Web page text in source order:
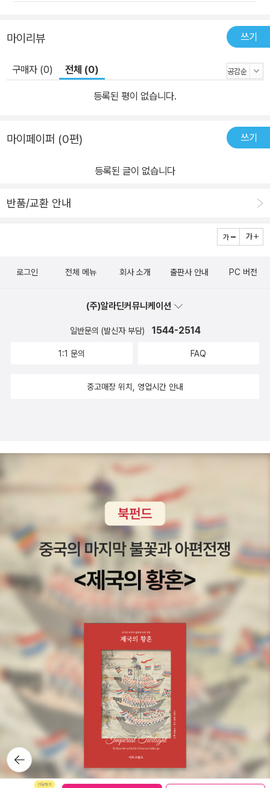
마이리뷰 쓰기
구매자 (0) 전체 (0)
등록된 평이 없습니다.
마이페이퍼 (0편) 쓰기
등록된 글이 없습니다
반품/교환 안내
뒤로가
기
로그인 전체 메뉴 회사 소개 출판사 안내 PC 버전
(주)알라딘커뮤니케이션
일반문의 (발신자 부담) 1544-2514
1:1 문의 FAQ
중고매장 위치, 영업시간 안내